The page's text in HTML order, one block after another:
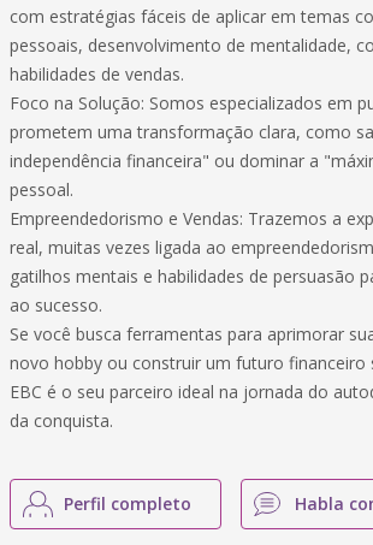
com estratégias fáceis de aplicar em temas
pessoais, desenvolvimento de mentalidade,
habilidades de vendas.
Foco na Solução: Somos especializados em
prometem uma transformação clara, como
independência financeira" ou dominar a
pessoal.
Empreendedorismo e Vendas: Trazemos a
real, muitas vezes ligada ao
gatilhos mentais e habilidades de persuasão
ao sucesso.
Se você busca ferramentas para aprimorar
novo hobby ou construir um futuro financeiro
EBC é o seu parceiro ideal na jornada do
da conquista.
Perfil completo Habla